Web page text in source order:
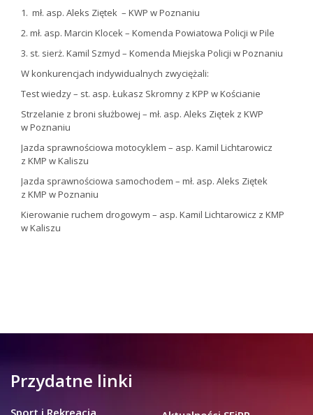
1. mł. asp. Aleks Ziętek – KWP w Poznaniu
2. mł. asp. Marcin Klocek – Komenda Powiatowa Policji w Pile
3. st. sierż. Kamil Szmyd – Komenda Miejska Policji w Poznaniu
W konkurencjach indywidualnych zwyciężali:
Test wiedzy – st. asp. Łukasz Skromny z KPP w Kościanie
Strzelanie z broni służbowej – mł. asp. Aleks Ziętek z KWP
w Poznaniu
Jazda sprawnościowa motocyklem – asp. Kamil Lichtarowicz
z KMP w Kaliszu
Jazda sprawnościowa samochodem – mł. asp. Aleks Ziętek
z KMP w Poznaniu
Kierowanie ruchem drogowym – asp. Kamil Lichtarowicz z KMP
w Kaliszu
Przydatne linki